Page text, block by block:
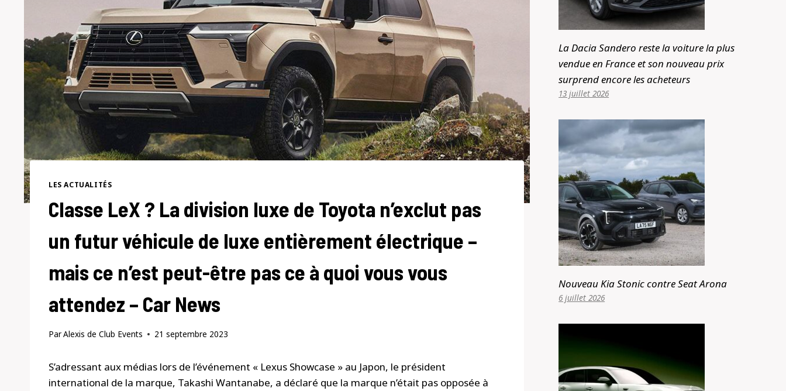
LES ACTUALITÉS
Classe LeX ? La division luxe de Toyota n’exclut pas
un futur véhicule de luxe entièrement électrique –
mais ce n’est peut-être pas ce à quoi vous vous
attendez – Car News
ParAlexis de Club Events 21 septembre 2023
S’adressant aux médias lors de l’événement « Lexus Showcase » au Japon, le président
international de la marque, Takashi Wantanabe, a déclaré que la marque n’était pas opposée à
La Dacia Sandero reste la voiture la plus
vendue en France et son nouveau prix
surprend encore les acheteurs
13 juillet 2026
Nouveau Kia Stonic contre Seat Arona
6 juillet 2026